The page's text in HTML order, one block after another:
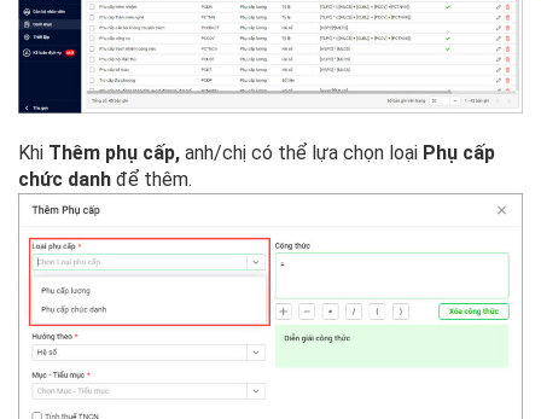
Khi Thêm phụ cấp, anh/chị có thể lựa chọn loại Phụ cấp
chức danh để thêm.